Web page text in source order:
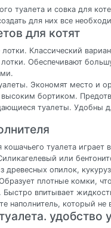
туалета и совка для
для них все
для котят
Классический
Обеспечивают
Экономят место и
бортиком.
туалеты. Удобны
кошачьего туалета
или
древесных опилок,
плотные комки,
. Быстро впитывает
наполнитель, который не
удобство